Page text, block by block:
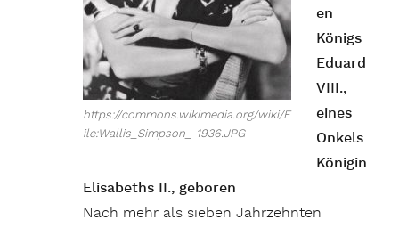
https://commons.wikimedia.org/wiki/F
ile:Wallis_Simpson_-1936.JPG
en
Königs
Eduard
VIII.,
eines
Onkels
Königin
Elisabeths II., geboren
Nach mehr als sieben Jahrzehnten